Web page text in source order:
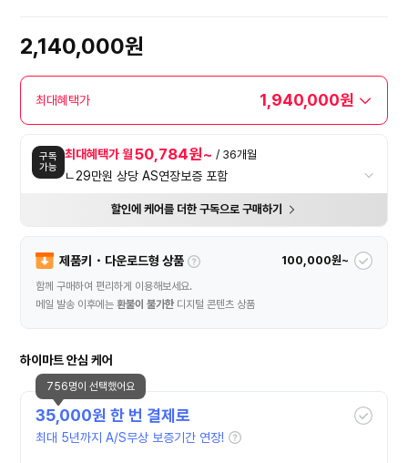
2,140,000원
최대혜택가 1,940,000원
구독
가능
최대혜택가 월50,784원~ / 36개월
ㄴ29만원 상당 AS연장보증 포함
할인에 케어를 더한 구독으로 구매하기
제품키・다운로드형 상품 100,000원~
함께 구매하여 편리하게 이용해보세요.
메일 발송 이후에는 환불이 불가한디지털 콘텐츠 상품
하이마트 안심 케어
35,000원 한 번 결제로
최대 5년까지 A/S무상 보증기간 연장!
756명이 선택했어요